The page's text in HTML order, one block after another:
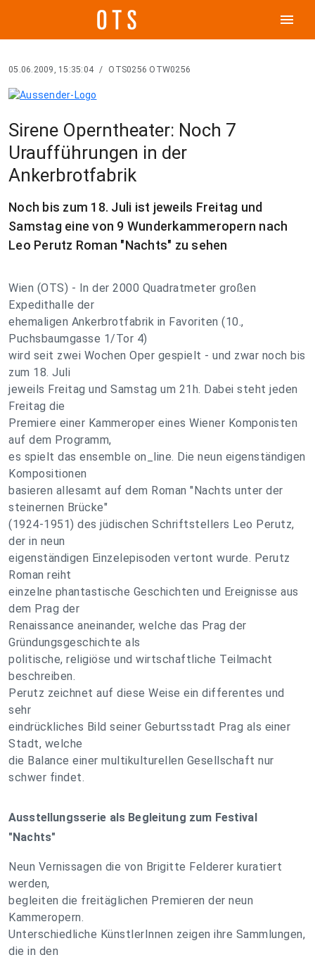
menu
05.06.2009, 15:35:04 / OTS0256 OTW0256
Sirene Operntheater: Noch 7
Uraufführungen in der
Ankerbrotfabrik
Noch bis zum 18. Juli ist jeweils Freitag und
Samstag eine von 9 Wunderkammeropern nach
Leo Perutz Roman "Nachts" zu sehen
Wien (OTS) - In der 2000 Quadratmeter großen
Expedithalle der
ehemaligen Ankerbrotfabrik in Favoriten (10.,
Puchsbaumgasse 1/Tor 4)
wird seit zwei Wochen Oper gespielt - und zwar noch bis
zum 18. Juli
jeweils Freitag und Samstag um 21h. Dabei steht jeden
Freitag die
Premiere einer Kammeroper eines Wiener Komponisten
auf dem Programm,
es spielt das ensemble on_line. Die neun eigenständigen
Kompositionen
basieren allesamt auf dem Roman "Nachts unter der
steinernen Brücke"
(1924-1951) des jüdischen Schriftstellers Leo Perutz,
der in neun
eigenständigen Einzelepisoden vertont wurde. Perutz
Roman reiht
einzelne phantastische Geschichten und Ereignisse aus
dem Prag der
Renaissance aneinander, welche das Prag der
Gründungsgeschichte als
politische, religiöse und wirtschaftliche Teilmacht
beschreiben.
Perutz zeichnet auf diese Weise ein differentes und
sehr
eindrückliches Bild seiner Geburtsstadt Prag als einer
Stadt, welche
die Balance einer multikulturellen Gesellschaft nur
schwer findet.
Ausstellungsserie als Begleitung zum Festival
"Nachts"
Neun Vernissagen die von Brigitte Felderer kuratiert
werden,
begleiten die freitäglichen Premieren der neun
Kammeropern.
Unterschiedliche KünstlerInnen zeigen ihre Sammlungen,
die in den